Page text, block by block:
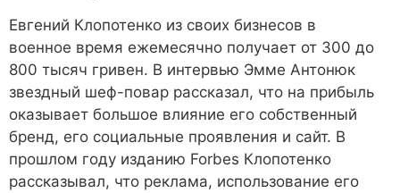
Евгений Клопотенко из своих бизнесов в
военное время ежемесячно получает от 300 до
800 тысяч гривен. В интервью Эмме Антонюк
звездный шеф-повар рассказал, что на прибыль
оказывает большое влияние его собственный
бренд, его социальные проявления и сайт. В
прошлом году изданию Forbes Клопотенко
рассказывал, что реклама, использование его